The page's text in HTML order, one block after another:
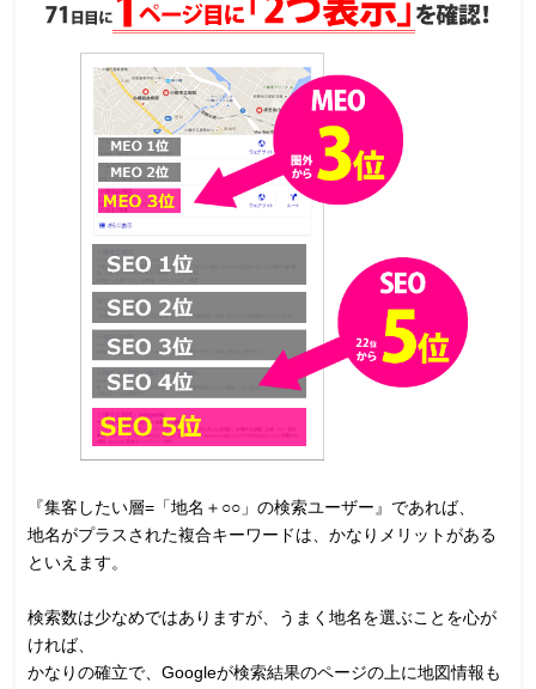
『集客したい層=「地名＋○○」の検索ユーザー』であれば、
地名がプラスされた複合キーワードは、かなりメリットがある
といえます。
検索数は少なめではありますが、うまく地名を選ぶことを心が
ければ、
かなりの確立で、Googleが検索結果のページの上に地図情報も